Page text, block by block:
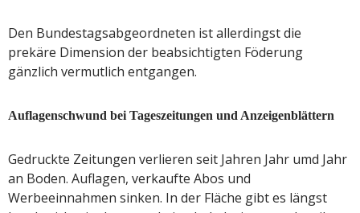
Den Bundestagsabgeordneten ist allerdingst die
prekäre Dimension der beabsichtigten Föderung
gänzlich vermutlich entgangen.
Auflagenschwund bei Tageszeitungen und Anzeigenblättern
Gedruckte Zeitungen verlieren seit Jahren Jahr umd Jahr
an Boden. Auflagen, verkaufte Abos und
Werbeeinnahmen sinken. In der Fläche gibt es längst